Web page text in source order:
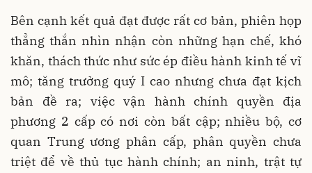
Bên cạnh kết quả đạt được rất cơ bản, phiên họp
thẳng thắn nhìn nhận còn những hạn chế, khó
khăn, thách thức như sức ép điều hành kinh tế vĩ
mô; tăng trưởng quý I cao nhưng chưa đạt kịch
bản đề ra; việc vận hành chính quyền địa
phương 2 cấp có nơi còn bất cập; nhiều bộ, cơ
quan Trung ương phân cấp, phân quyền chưa
triệt để về thủ tục hành chính; an ninh, trật tự